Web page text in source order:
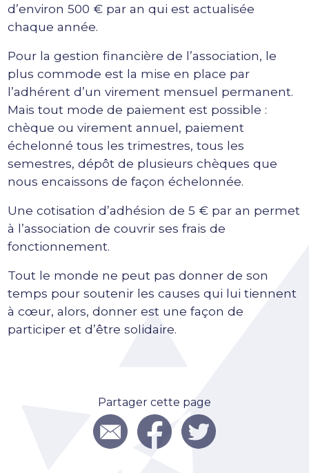
d’environ 500 € par an qui est actualisée
chaque année.
Pour la gestion financière de l’association, le
plus commode est la mise en place par
l’adhérent d’un virement mensuel permanent.
Mais tout mode de paiement est possible :
chèque ou virement annuel, paiement
échelonné tous les trimestres, tous les
semestres, dépôt de plusieurs chèques que
nous encaissons de façon échelonnée.
Une cotisation d’adhésion de 5 € par an permet
à l’association de couvrir ses frais de
fonctionnement.
Tout le monde ne peut pas donner de son
temps pour soutenir les causes qui lui tiennent
à cœur, alors, donner est une façon de
participer et d’être solidaire.
Partager cette page